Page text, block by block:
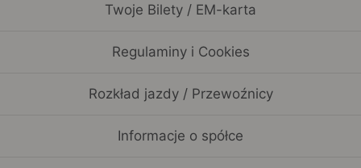
Twoje Bilety / EM-karta
Regulaminy i Cookies
Rozkład jazdy / Przewoźnicy
Informacje o spółce